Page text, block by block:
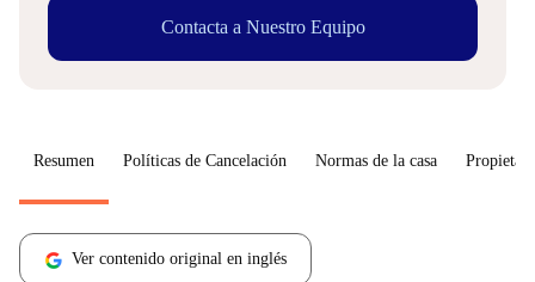
Contacta a Nuestro Equipo
Resumen Políticas de Cancelación Normas de la casa
Ver contenido original en inglés